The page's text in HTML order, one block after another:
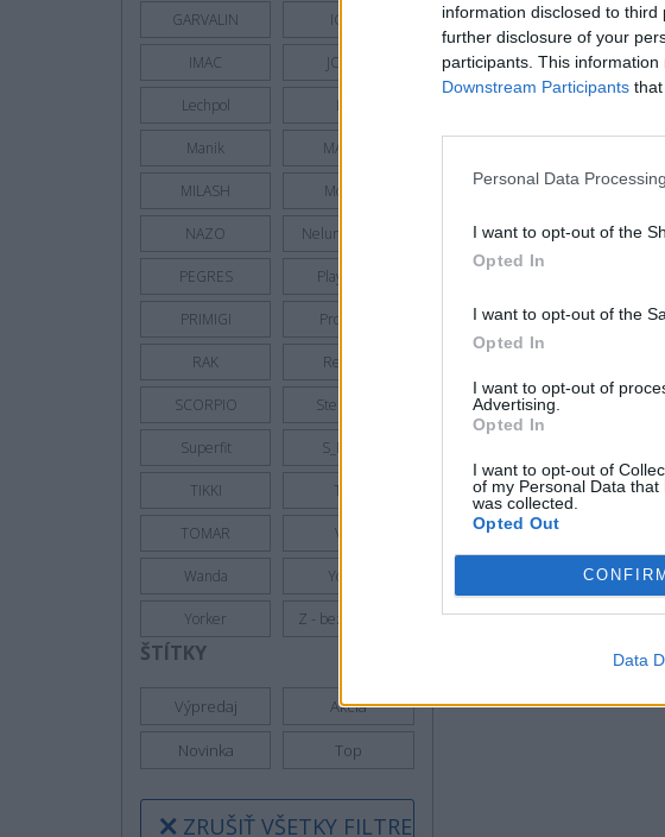
information disclosed to
further disclosure of your
participants. This
Downstream Participants
Personal Data
I want to opt-out of the
Opted In
I want to opt-out of the
Opted In
I want to opt-out of
Advertising.
Opted In
I want to opt-out of
of my Personal Data
was collected.
Opted Out
CONFIRM
Data
GARVALIN IGOR
IMAC JONAP
Lechpol Lico
Manik MAZBIT
MILASH Moneta
NAZO Nelun - Pidilidi
PEGRES Playshoes
PRIMIGI Protetika
RAK Ren But
SCORPIO Sterntaler
Superfit S_Manik
TIKKI Toga
TOMAR VTR
Wanda Yoclub
Yorker Z - bez zaradenia
ŠTÍTKY
Výpredaj Akcia
Novinka Top
ZRUŠIŤ VŠETKY FILTRE